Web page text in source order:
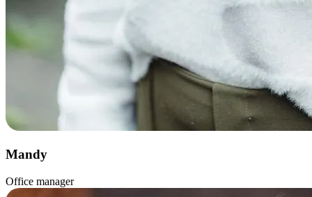
Mandy
Office manager